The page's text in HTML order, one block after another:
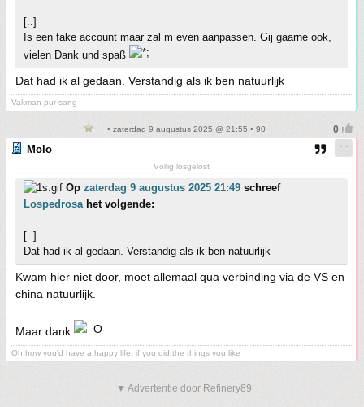
[..]
Is een fake account maar zal m even aanpassen. Gij gaarne ook,
vielen Dank und spaß
Dat had ik al gedaan. Verstandig als ik ben natuurlijk
Vakman pur sang
• zaterdag 9 augustus 2025 @ 21:55 • 90
Molo
Völlig losgelöst
Op zaterdag 9 augustus 2025 21:49 schreef
Lospedrosahet volgende:
[..]
Dat had ik al gedaan. Verstandig als ik ben natuurlijk
Kwam hier niet door, moet allemaal qua verbinding via de VS en
china natuurlijk.
Maar dank
Oh how you'd have a happy life, if you did the things you like
▼ Advertentie door Refinery89